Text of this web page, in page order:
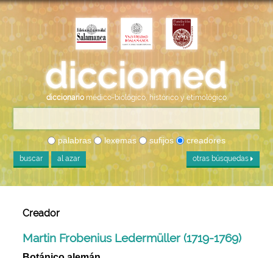
diccionario médico-biológico, histórico y etimológico
palabras lexemas sufijos creadores
buscar al azar otras búsquedas
Creador
Martin Frobenius Ledermüller (1719-1769)